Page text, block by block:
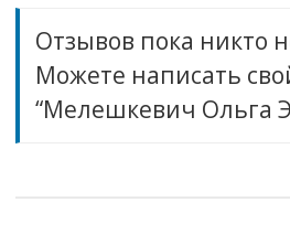
Отзывов пока никто
Можете написать
“Мелешкевич Ольга